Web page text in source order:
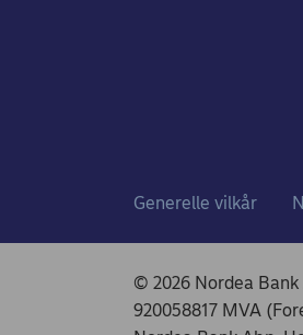
Generelle vilkår
© 2026 Nordea Bank
920058817 MVA